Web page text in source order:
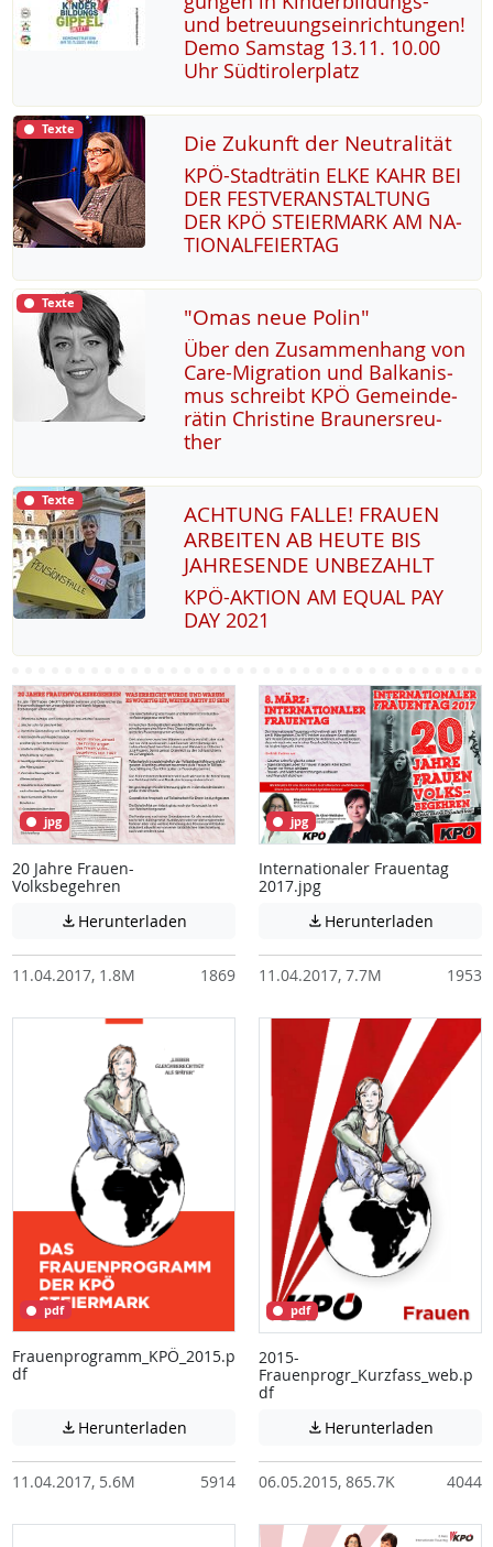
und be­t­reu­ung­s­ein­rich­tun­gen!
De­mo Sams­tag 13.11. 10.00
Uhr Süd­t­i­ro­ler­platz
Texte Die Zukunft der Neutralität
KPÖ-Stadträ­tin EL­KE KAHR BEI
DER FEST­VER­AN­STAL­TUNG
DER KPÖ STEI­ER­MARK AM NA­
TIO­NAL­FEI­ER­TAG
Texte "Omas neue Polin"
Über den Zu­sam­men­hang von
Ca­re-Mi­g­ra­ti­on und Bal­ka­nis­
mus sch­reibt KPÖ Ge­mein­de­
rä­tin Chris­ti­ne Brau­n­ers­reu­
ther
Texte
ACHTUNG FALLE! FRAUEN
ARBEITEN AB HEUTE BIS
JAHRESENDE UNBEZAHLT
KPÖ-AK­TI­ON AM EQUAL PAY
DAY 2021
jpg
20 Jahre Frauen-
Volksbegehren
 Herunterladen Achtung: Diese Datei enthält unter
11.04.2017, 1.8M 1869
jpg
Internationaler Frauentag
2017.jpg
 Herunterladen
11.04.2017, 7.7M 1953
pdf
Frauenprogramm_KPÖ_2015.p
df
 Herunterladen Achtung: Diese Datei enthält unter
11.04.2017, 5.6M 5914
pdf
2015-
Frauenprogr_Kurzfass_web.p
df
 Herunterladen
06.05.2015, 865.7K 4044